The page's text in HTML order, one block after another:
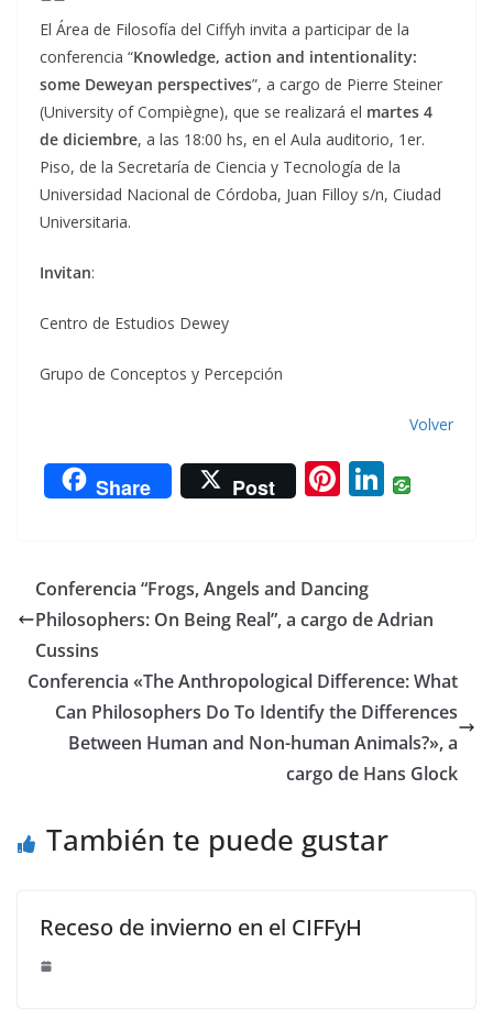
El Área de Filosofía del Ciffyh invita a participar de la
conferencia “Knowledge, action and intentionality:
some Deweyan perspectives”, a cargo de Pierre Steiner
(University of Compiègne), que se realizará el martes 4
de diciembre, a las 18:00 hs, en el Aula auditorio, 1er.
Piso, de la Secretaría de Ciencia y Tecnología de la
Universidad Nacional de Córdoba, Juan Filloy s/n, Ciudad
Universitaria.
Invitan:
Centro de Estudios Dewey
Grupo de Conceptos y Percepción
Volver
Share Post Pi
e
st
Li
dI
Conferencia “Frogs, Angels and Dancing
Philosophers: On Being Real”, a cargo de Adrian
Cussins
Conferencia «The Anthropological Difference: What
Can Philosophers Do To Identify the Differences
Between Human and Non-human Animals?», a
cargo de Hans Glock
También te puede gustar
Receso de invierno en el CIFFyH